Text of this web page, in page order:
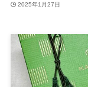
2025年1月27日